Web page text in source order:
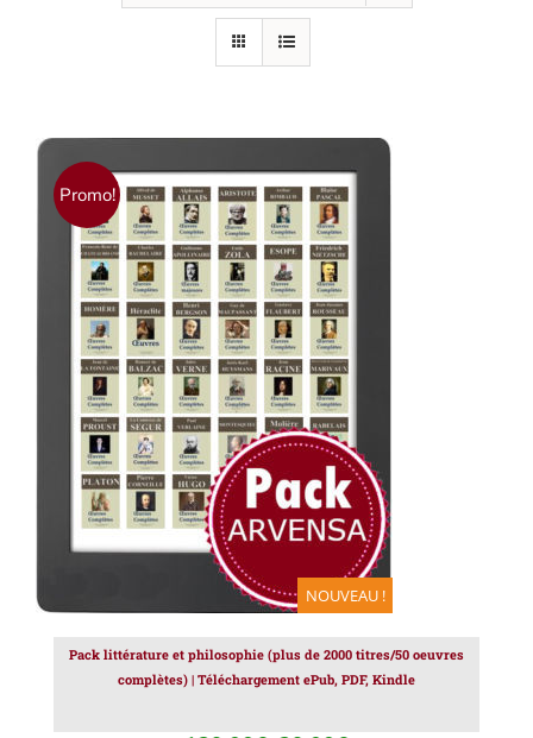
Promo!
NOUVEAU !
AJOUTER AU PANIER / DÉTAILS
Pack littérature et philosophie (plus de 2000 titres/50 oeuvres
complètes) | Téléchargement ePub, PDF, Kindle